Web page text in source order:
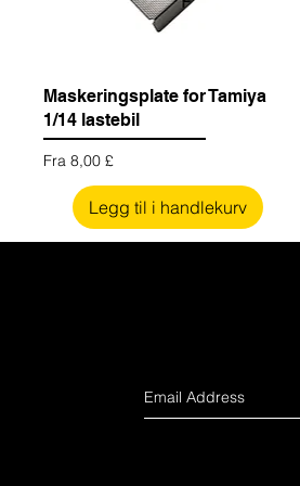
Maskeringsplate for Tamiya
1/14 lastebil
Fra 8,00 £
Salgspris
Legg til i handlekurv